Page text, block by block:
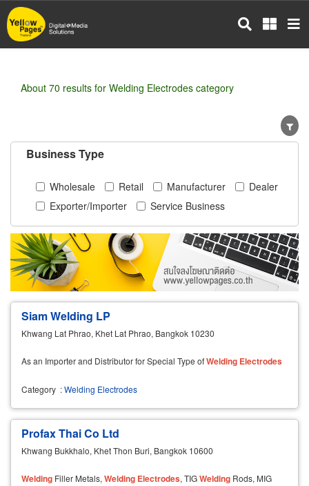
Skip
to
main
About 70 results for Welding Electrodes category
Business Type
Wholesale Retail Manufacturer
Dealer
Exporter/Importer
Service Business
Siam Welding LP
Khwang Lat Phrao, Khet Lat Phrao, Bangkok 10230
As an Importer and Distributor for Special Type ofWelding Electrodes
Category :Welding Electrodes
Profax Thai Co Ltd
Khwang Bukkhalo, Khet Thon Buri, Bangkok 10600
Welding Filler Metals, Welding Electrodes, TIGWelding Rods, MIG